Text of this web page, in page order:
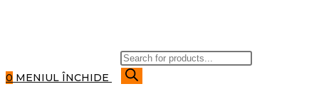
0 MENIUL ÎNCHIDE
Products
search